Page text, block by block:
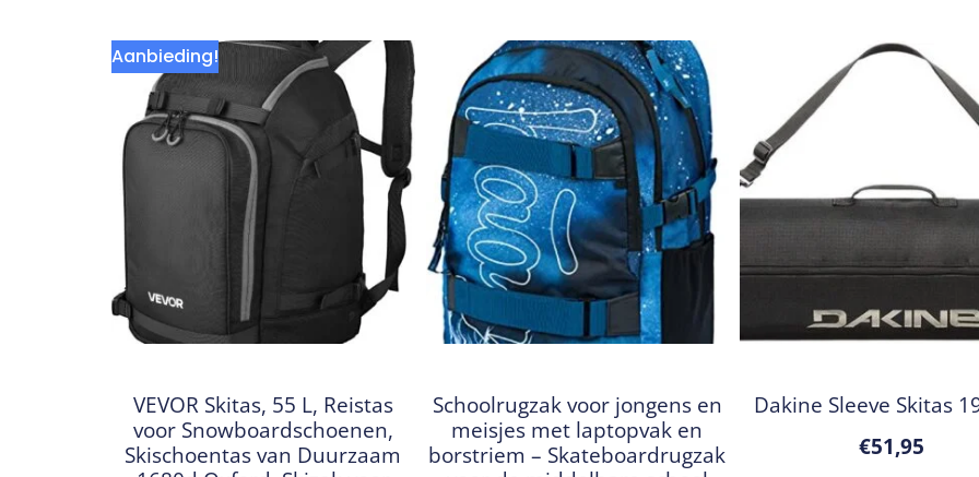
Aanbieding!
VEVOR Skitas, 55 L, Reistas
voor Snowboardschoenen,
Skischoentas van Duurzaam
Schoolrugzak voor jongens en
meisjes met laptopvak en
borstriem – Skateboardrugzak
Dakine Sleeve Skitas
€51,95